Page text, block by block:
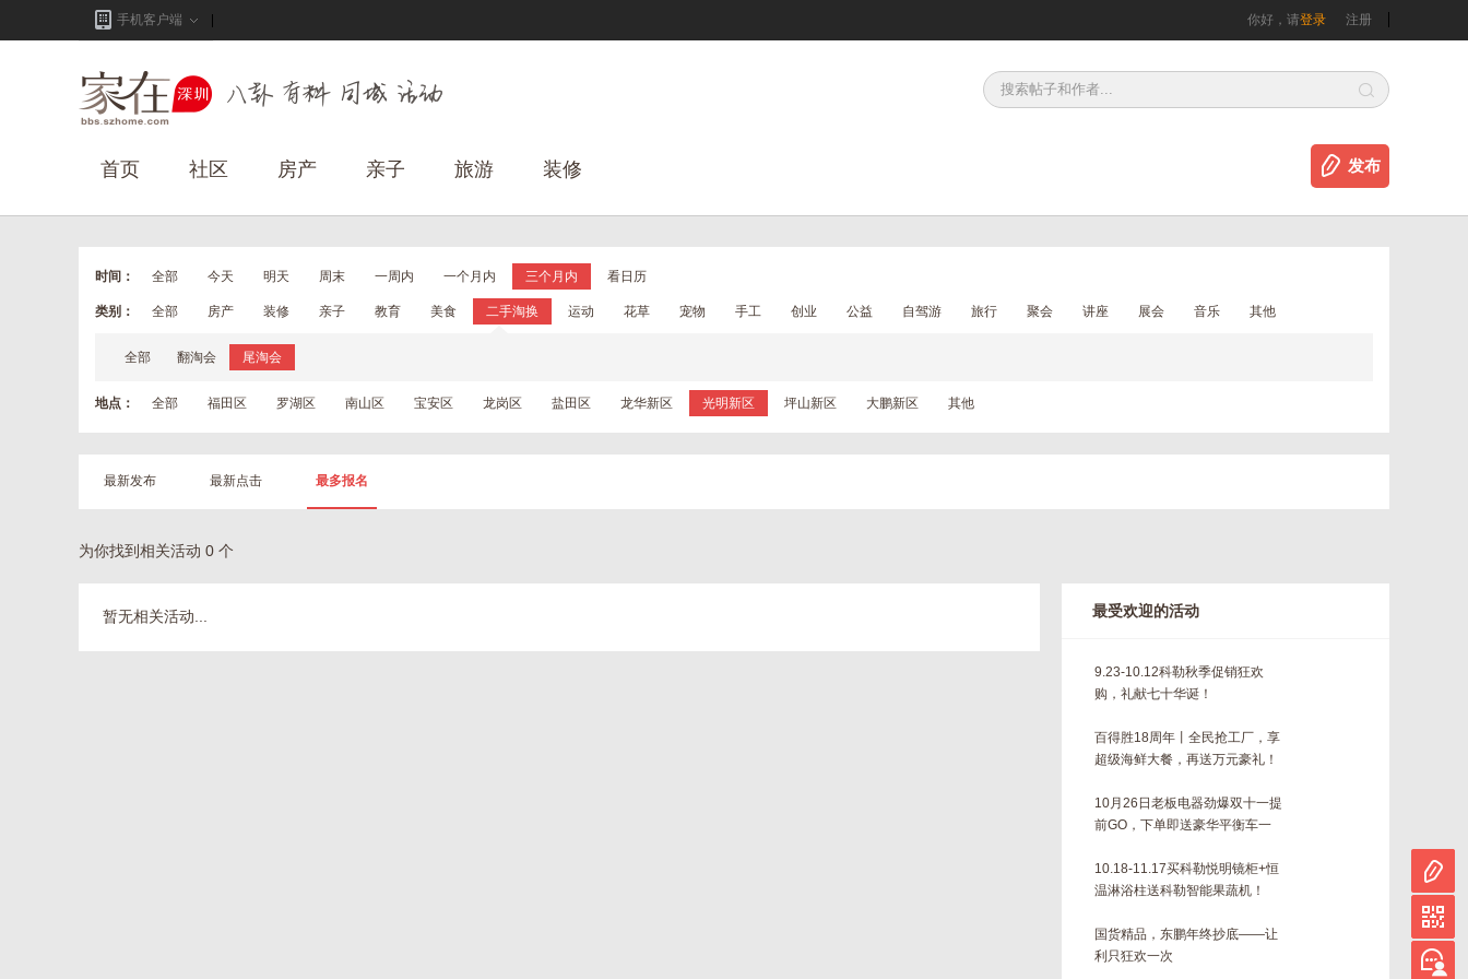
手机客户端 你好，请登录 注册
首页 社区 房产 亲子 旅游 装修 发布
时间： 全部 今天 明天 周末 一周内 一个月内 三个月内 看日历
类别： 全部 房产 装修 亲子 教育 美食 二手淘换 运动 花草 宠物 手工 创业 公益 自驾游 旅行 聚会 讲座 展会 音乐 其他
全部 翻淘会 尾淘会
地点： 全部 福田区 罗湖区 南山区 宝安区 龙岗区 盐田区 龙华新区 光明新区 坪山新区 大鹏新区 其他
最新发布 最新点击 最多报名
为你找到相关活动 0 个
暂无相关活动... 最受欢迎的活动
9.23-10.12科勒秋季促销狂欢
购，礼献七十华诞！
百得胜18周年丨全民抢工厂，享
超级海鲜大餐，再送万元豪礼！
10月26日老板电器劲爆双十一提
前GO，下单即送豪华平衡车一
10.18-11.17买科勒悦明镜柜+恒
温淋浴柱送科勒智能果蔬机！
国货精品，东鹏年终抄底——让
利只狂欢一次